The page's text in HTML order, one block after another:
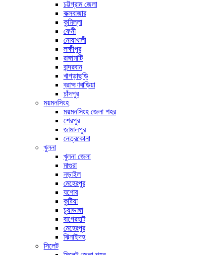
চট্টগ্রাম জেলা
কক্সবাজার
কুমিল্লা
ফেনী
নোয়াখালী
লক্ষীপুর
রাঙ্গামাটি
বান্দরবান
খাগড়াছড়ি
ব্রাহ্মণবাড়িয়া
চাঁদপুর
ময়মনসিংহ
ময়মনসিংহ জেলা শহর
শেরপুর
জামালপুর
নেত্রকোনা
খুলনা
খুলনা জেলা
মাগুরা
নড়াইল
মেহেরপুর
যশোর
কুষ্টিয়া
চুয়াডাঙ্গা
বাগেরহাট
মেহেরপুর
ঝিনাইদহ
সিলেট